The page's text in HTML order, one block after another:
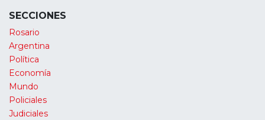
SECCIONES
Rosario
Argentina
Política
Economía
Mundo
Policiales
Judiciales